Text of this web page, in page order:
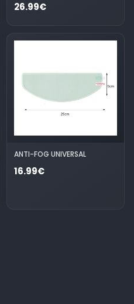
26.99€
ANTI-FOG UNIVERSAL
16.99€